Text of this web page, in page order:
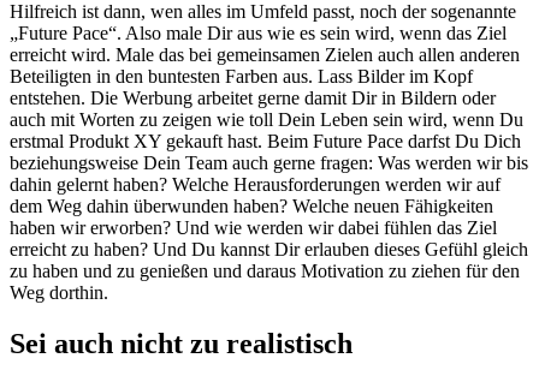
Hilfreich ist dann, wen alles im Umfeld passt, noch der sogenannte
„Future Pace“. Also male Dir aus wie es sein wird, wenn das Ziel
erreicht wird. Male das bei gemeinsamen Zielen auch allen anderen
Beteiligten in den buntesten Farben aus. Lass Bilder im Kopf
entstehen. Die Werbung arbeitet gerne damit Dir in Bildern oder
auch mit Worten zu zeigen wie toll Dein Leben sein wird, wenn Du
erstmal Produkt XY gekauft hast. Beim Future Pace darfst Du Dich
beziehungsweise Dein Team auch gerne fragen: Was werden wir bis
dahin gelernt haben? Welche Herausforderungen werden wir auf
dem Weg dahin überwunden haben? Welche neuen Fähigkeiten
haben wir erworben? Und wie werden wir dabei fühlen das Ziel
erreicht zu haben? Und Du kannst Dir erlauben dieses Gefühl gleich
zu haben und zu genießen und daraus Motivation zu ziehen für den
Weg dorthin.
Sei auch nicht zu realistisch